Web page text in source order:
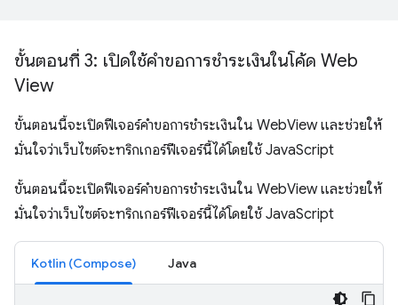
ขั้นตอนที่ 3: เปิดใช้คำขอการชำระเงินในโค้ด Web
View
ขั้นตอนนี้จะเปิดฟีเจอร์คำขอการชำระเงินใน WebView และช่วยให้
มั่นใจว่าเว็บไซต์จะทริกเกอร์ฟีเจอร์นี้ได้โดยใช้ JavaScript
ขั้นตอนนี้จะเปิดฟีเจอร์คำขอการชำระเงินใน WebView และช่วยให้
มั่นใจว่าเว็บไซต์จะทริกเกอร์ฟีเจอร์นี้ได้โดยใช้ JavaScript
Kotlin (Compose) Java